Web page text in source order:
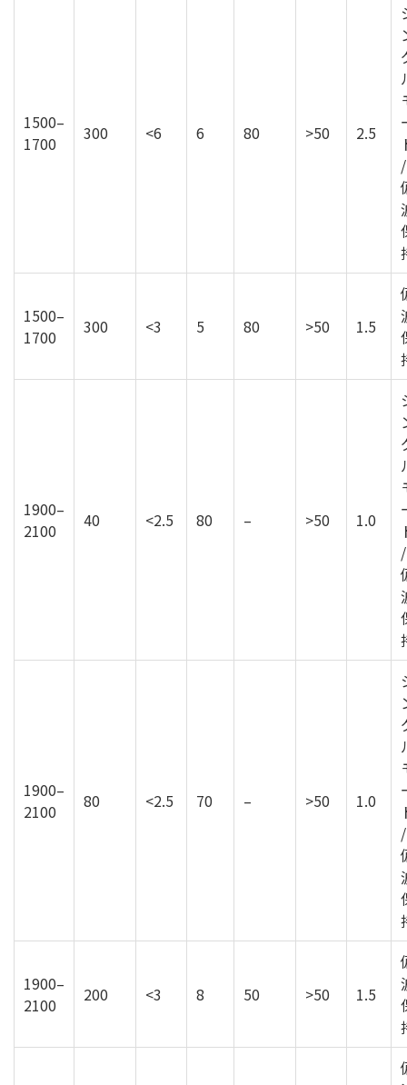
1500–
1700
300 <6 6 80 >50 2.5
/
1500–
1700
300 <3 5 80 >50 1.5
1900–
2100
40 <2.5 80 – >50 1.0
/
1900–
2100
80 <2.5 70 – >50 1.0
/
1900–
2100
200 <3 8 50 >50 1.5